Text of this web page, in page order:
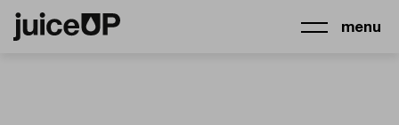
menu